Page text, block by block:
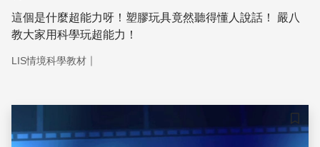
這個是什麼超能力呀！塑膠玩具竟然聽得懂人說話！ 嚴八
教大家用科學玩超能力！
LIS情境科學教材 ｜
儲存